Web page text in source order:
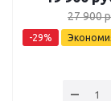
27 900
-29%